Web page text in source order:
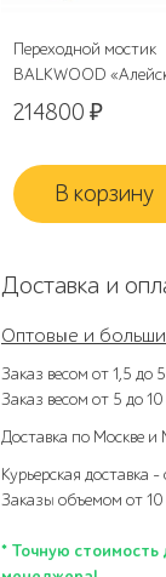
Переходной мостик
BALKWOOD
214800 ₽
В корзину
Доставка и
Оптовые и
Заказ весом от 1,5 до
Заказ весом от 5 до
Доставка по Москве и
Курьерская доставка
Заказы объемом от
* Точную стоимость